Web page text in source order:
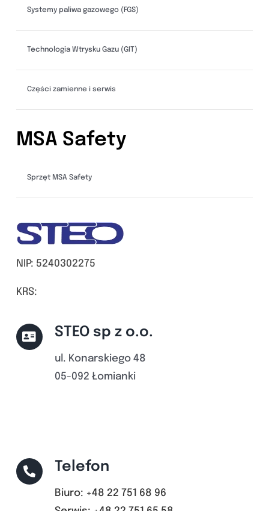
Systemy paliwa gazowego (FGS)
Technologia Wtrysku Gazu (GIT)
Części zamienne i serwis
MSA Safety
Sprzęt MSA Safety
NIP: 5240302275
KRS:
STEO sp z o.o.
ul. Konarskiego 48
05-092 Łomianki
Telefon
Biuro: +48 22 751 68 96